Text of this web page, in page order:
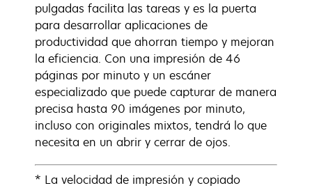
pulgadas facilita las tareas y es la puerta
para desarrollar aplicaciones de
productividad que ahorran tiempo y mejoran
la eficiencia. Con una impresión de 46
páginas por minuto y un escáner
especializado que puede capturar de manera
precisa hasta 90 imágenes por minuto,
incluso con originales mixtos, tendrá lo que
necesita en un abrir y cerrar de ojos.
* La velocidad de impresión y copiado